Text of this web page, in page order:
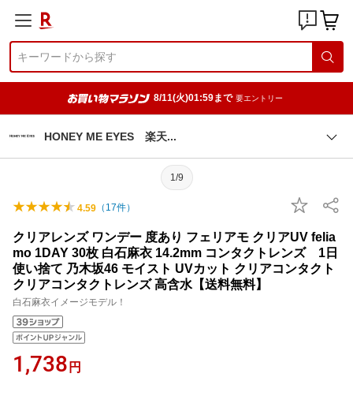
8/11(火)01:59まで 要エントリー
HONEY ME EYES 楽天
1/9
4.59 （ 17件）
クリアレンズ ワンデー 度あり フェリアモ クリアUV felia
mo 1DAY 30枚 白石麻衣 14.2mm コンタクトレンズ 1日
使い捨て 乃木坂46 モイスト UVカット クリアコンタクト
クリアコンタクトレンズ 高含水【送料無料】
白石麻衣イメージモデル！
1,738 円